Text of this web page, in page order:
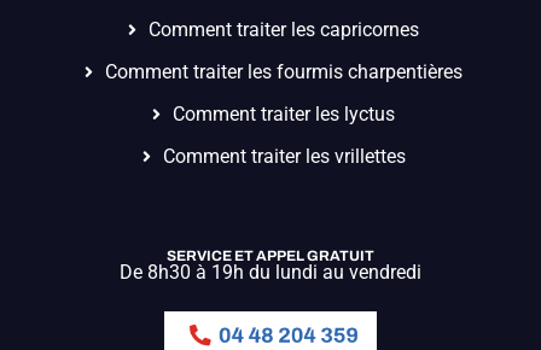
Comment traiter les capricornes
Comment traiter les fourmis charpentières
Comment traiter les lyctus
Comment traiter les vrillettes
SERVICE ET APPEL GRATUIT
De 8h30 à 19h du lundi au vendredi